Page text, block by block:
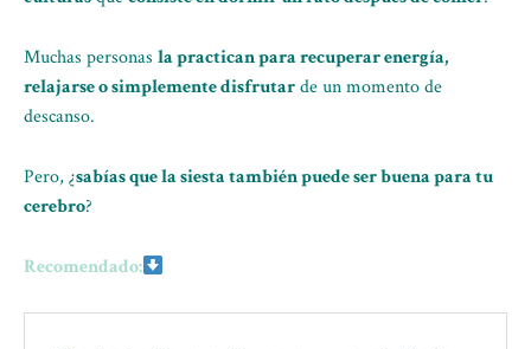
Muchas personas la practican para recuperar energía,
relajarse o simplemente disfrutarde un momento de
descanso.
Pero, ¿sabías que la siesta también puede ser buena para tu
cerebro?
Recomendado: